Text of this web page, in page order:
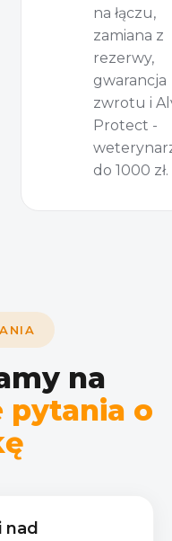
na łączu,
zamiana z
rezerwy,
gwarancja
zwrotu i
Protect -
do 1000 zł.
na
pytania o
nad